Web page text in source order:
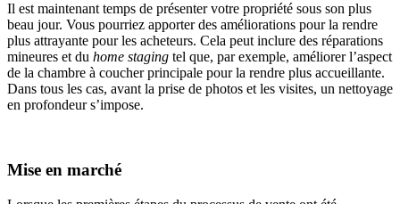
Il est maintenant temps de présenter votre propriété sous son plus
beau jour. Vous pourriez apporter des améliorations pour la rendre
plus attrayante pour les acheteurs. Cela peut inclure des réparations
mineures et du home staging tel que, par exemple, améliorer l’aspect
de la chambre à coucher principale pour la rendre plus accueillante.
Dans tous les cas, avant la prise de photos et les visites, un nettoyage
en profondeur s’impose.
Mise en marché